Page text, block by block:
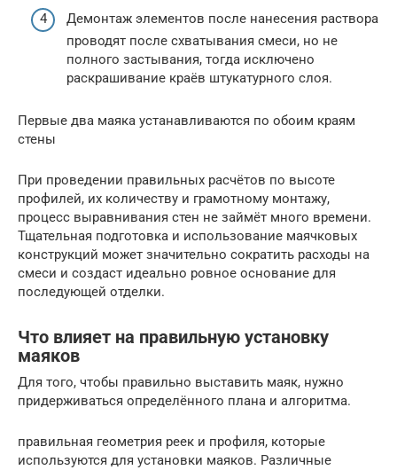
Демонтаж элементов после нанесения раствора
проводят после схватывания смеси, но не
полного застывания, тогда исключено
раскрашивание краёв штукатурного слоя.
Первые два маяка устанавливаются по обоим краям
стены
При проведении правильных расчётов по высоте
профилей, их количеству и грамотному монтажу,
процесс выравнивания стен не займёт много времени.
Тщательная подготовка и использование маячковых
конструкций может значительно сократить расходы на
смеси и создаст идеально ровное основание для
последующей отделки.
Что влияет на правильную установку
маяков
Для того, чтобы правильно выставить маяк, нужно
придерживаться определённого плана и алгоритма.
правильная геометрия реек и профиля, которые
используются для установки маяков. Различные